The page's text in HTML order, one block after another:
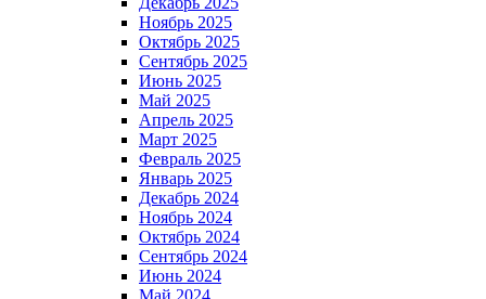
Ноябрь 2025
Октябрь 2025
Сентябрь 2025
Июнь 2025
Май 2025
Апрель 2025
Март 2025
Февраль 2025
Январь 2025
Декабрь 2024
Ноябрь 2024
Октябрь 2024
Сентябрь 2024
Июнь 2024
Май 2024